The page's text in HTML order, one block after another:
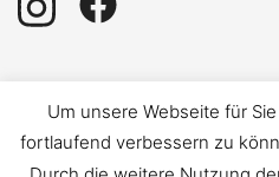
Impressum|Datenschutz
Um unsere Webseite für
fortlaufend verbessern zu